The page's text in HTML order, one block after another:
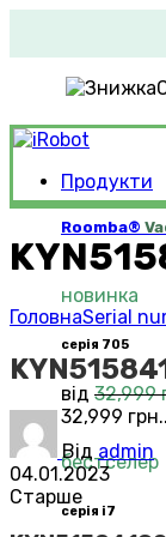
Продукти
Roomba®
новинка
серія 705
від 32,999
32,999 грн..
бестселер
серія i7
ГоловнаSerial
Від admin
04.01.2023
Старше